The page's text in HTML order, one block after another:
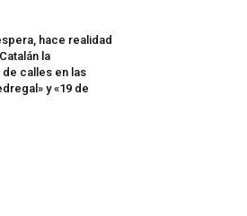
hace realidad
la
calles en las
y «19 de